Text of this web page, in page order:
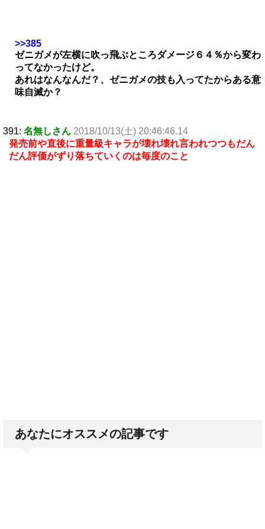
>>385
ゼニガメが左横に吹っ飛ぶところダメージ６４％から変わ
ってなかったけど。
あれはなんなんだ？、ゼニガメの技も入ってたからある意
味自滅か？
391: 名無しさん 2018/10/13(土) 20:46:46.14
発売前や直後に重量級キャラが壊れ壊れ言われつつもだん
だん評価がずり落ちていくのは毎度のこと
あなたにオススメの記事です